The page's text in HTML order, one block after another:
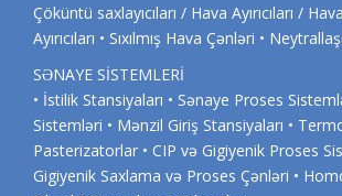
Çöküntü saxlayıcıları / Hava Ayırıcıları /
Ayırıcıları • Sıxılmış Hava Çənləri •
SƏNAYE SİSTEMLERİ
• İstilik Stansiyaları • Sənaye Proses
Sistemləri • Mənzil Giriş Stansiyaları •
Pasterizatorlar • CIP və Gigiyenik Proses
Gigiyenik Saxlama və Proses Çənləri •